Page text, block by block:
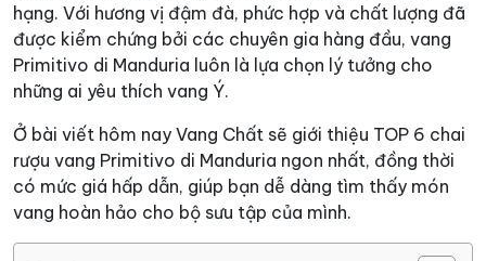
hạng. Với hương vị đậm đà, phức hợp và chất lượng đã
được kiểm chứng bởi các chuyên gia hàng đầu, vang
Primitivo di Manduria luôn là lựa chọn lý tưởng cho
những ai yêu thích vang Ý.
Ở bài viết hôm nay Vang Chất sẽ giới thiệu TOP 6 chai
rượu vang Primitivo di Manduria ngon nhất, đồng thời
có mức giá hấp dẫn, giúp bạn dễ dàng tìm thấy món
vang hoàn hảo cho bộ sưu tập của mình.